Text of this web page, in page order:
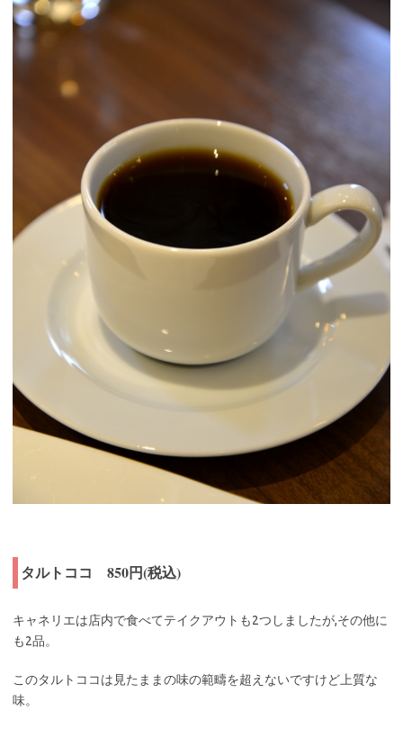
タルトココ 850円(税込)
キャネリエは店内で食べてテイクアウトも2つしましたが,その他に
も2品。
このタルトココは見たままの味の範疇を超えないですけど上質な
味。